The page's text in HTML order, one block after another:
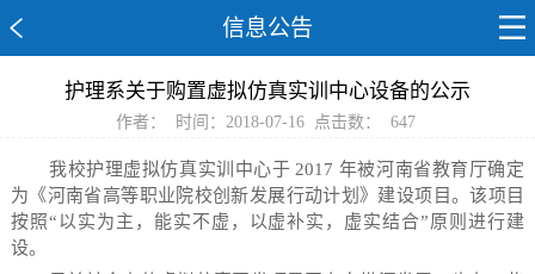
信息公告
护理系关于购置虚拟仿真实训中心设备的公示
作者： 时间：2018-07-16 点击数： 647
我校护理虚拟仿真实训中心于 2017 年被河南省教育厅确定
为《河南省高等职业院校创新发展行动计划》建设项目。该项目
按照“以实为主，能实不虚，以虚补实，虚实结合”原则进行建
设。